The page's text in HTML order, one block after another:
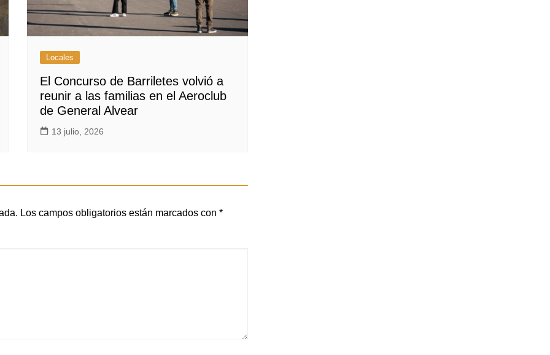
Locales
El Concurso de Barriletes volvió a
reunir a las familias en el Aeroclub
de General Alvear
13 julio, 2026
Los campos obligatorios están marcados con *